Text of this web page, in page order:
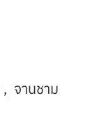
, จานชาม